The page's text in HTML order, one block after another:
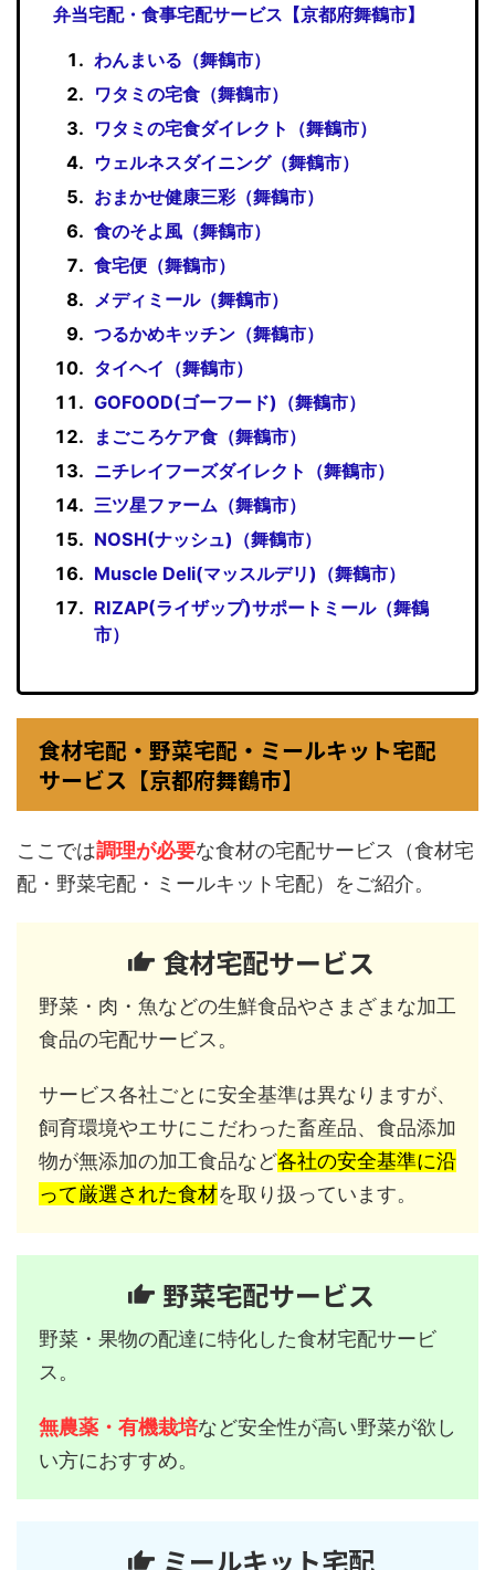
弁当宅配・食事宅配サービス【京都府舞鶴市】
わんまいる（舞鶴市）
ワタミの宅食（舞鶴市）
ワタミの宅食ダイレクト（舞鶴市）
ウェルネスダイニング（舞鶴市）
おまかせ健康三彩（舞鶴市）
食のそよ風（舞鶴市）
食宅便（舞鶴市）
メディミール（舞鶴市）
つるかめキッチン（舞鶴市）
タイヘイ（舞鶴市）
GOFOOD(ゴーフード)（舞鶴市）
まごころケア食（舞鶴市）
ニチレイフーズダイレクト（舞鶴市）
三ツ星ファーム（舞鶴市）
NOSH(ナッシュ)（舞鶴市）
Muscle Deli(マッスルデリ)（舞鶴市）
RIZAP(ライザップ)サポートミール（舞鶴
市）
食材宅配・野菜宅配・ミールキット宅配
サービス【京都府舞鶴市】
ここでは調理が必要な食材の宅配サービス（食材宅
配・野菜宅配・ミールキット宅配）をご紹介。
食材宅配サービス
野菜・肉・魚などの生鮮食品やさまざまな加工
食品の宅配サービス。
サービス各社ごとに安全基準は異なりますが、
飼育環境やエサにこだわった畜産品、食品添加
物が無添加の加工食品など各社の安全基準に沿
って厳選された食材を取り扱っています。
野菜宅配サービス
野菜・果物の配達に特化した食材宅配サービ
ス。
無農薬・有機栽培など安全性が高い野菜が欲し
い方におすすめ。
ミールキット宅配